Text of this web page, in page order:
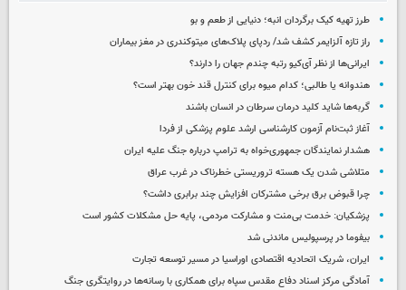
طرز تهیه کیک برگردان انبه؛ دنیایی از طعم و بو
راز تازه آلزایمر کشف شد/ ردپای پلاک‌های میتوکندری در مغز بیماران
ایرانی‌ها از نظر آی‌کیو رتبه چندم جهان را دارند؟
هندوانه یا طالبی؛ کدام‌ میوه برای کنترل قند خون بهتر است؟
گربه‌ها شاید کلید درمان سرطان در انسان باشند
آغاز ثبت‌نام‌ آزمون کارشناسی ارشد علوم پزشکی از فردا
هشدار نمایندگان جمهوری‌خواه به ترامپ درباره جنگ علیه ایران
متلاشی شدن یک هسته تروریستی خطرناک در غرب عراق
چرا قبوض برق برخی مشترکان افزایش چند برابری داشت؟
پزشکیان: خدمت بی‌منت و مشارکت مردمی، پایه حل مشکلات کشور است
بیفوما در پرسپولیس ماندنی شد
ایران، شریک اتحادیه اقتصادی اوراسیا در مسیر توسعه تجارت
آمادگی مرکز اسناد دفاع مقدس سپاه برای همکاری با رسانه‌ها در روایتگری جنگ